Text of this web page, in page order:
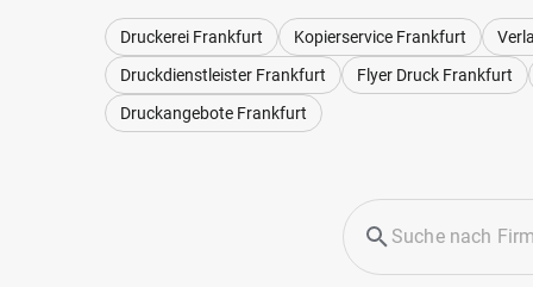
Druckerei Frankfurt Kopierservice Frankfurt
Druckdienstleister Frankfurt
Flyer Druck Frankfurt
Druckangebote Frankfurt